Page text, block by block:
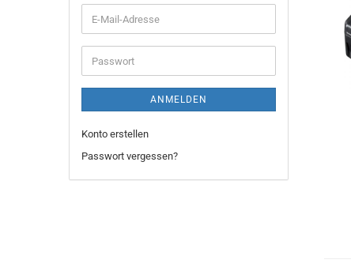
E-
Mail-
Adresse
Passwort
ANMELDEN
Konto erstellen
Passwort vergessen?